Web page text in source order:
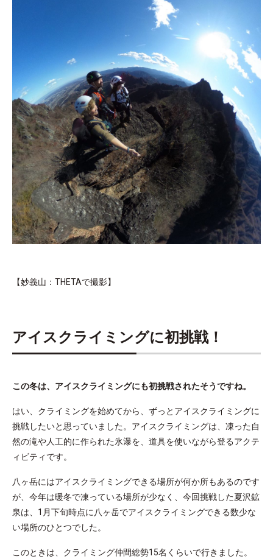
【妙義山：THETAで撮影】
アイスクライミングに初挑戦！
この冬は、アイスクライミングにも初挑戦されたそうですね。
はい、クライミングを始めてから、ずっとアイスクライミングに
挑戦したいと思っていました。アイスクライミングは、凍った自
然の滝や人工的に作られた氷瀑を、道具を使いながら登るアクテ
ィビティです。
八ヶ岳にはアイスクライミングできる場所が何か所もあるのです
が、今年は暖冬で凍っている場所が少なく、今回挑戦した夏沢鉱
泉は、1月下旬時点に八ヶ岳でアイスクライミングできる数少な
い場所のひとつでした。
このときは、クライミング仲間総勢15名くらいで行きました。